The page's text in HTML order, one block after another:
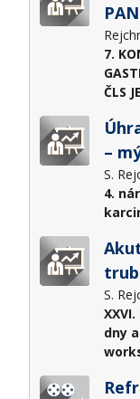
7.
ČLS
–
S.
4.
S.
dny